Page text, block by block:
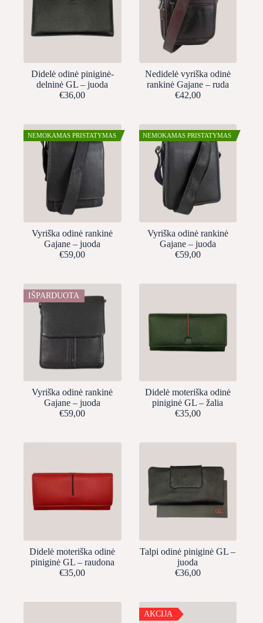
Didelė odinė piniginė-
delninė GL – juoda
€36,00
Nedidelė vyriška odinė
rankinė Gajane – ruda
€42,00
NEMOKAMAS PRISTATYMAS
Vyriška odinė rankinė
Gajane – juoda
€59,00
NEMOKAMAS PRISTATYMAS
Vyriška odinė rankinė
Gajane – juoda
€59,00
IŠPARDUOTA
Vyriška odinė rankinė
Gajane – juoda
€59,00
Didelė moteriška odinė
piniginė GL – žalia
€35,00
Didelė moteriška odinė
piniginė GL – raudona
€35,00
Talpi odinė piniginė GL –
juoda
€36,00
AKCIJA